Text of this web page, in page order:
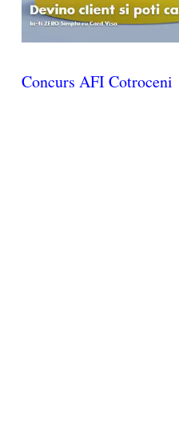
Concurs AFI Cotroceni